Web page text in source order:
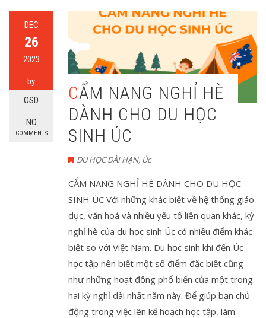
DEC
26
2023
by
OSD
NO
COMMENTS
CẨM NANG NGHỈ HÈ
DÀNH CHO DU HỌC
SINH ÚC
DU HỌC DÀI HẠN, Úc
CẨM NANG NGHỈ HÈ DÀNH CHO DU HỌC
SINH ÚC Với những khác biệt về hệ thống giáo
dục, văn hoá và nhiều yếu tố liên quan khác, kỳ
nghỉ hè của du học sinh Úc có nhiều điểm khác
biệt so với Việt Nam. Du học sinh khi đến Úc
học tập nên biết một số điểm đặc biệt cũng
như những hoạt động phổ biến của một trong
hai kỳ nghỉ dài nhất năm này. Để giúp bạn chủ
động trong việc lên kế hoạch học tập, làm